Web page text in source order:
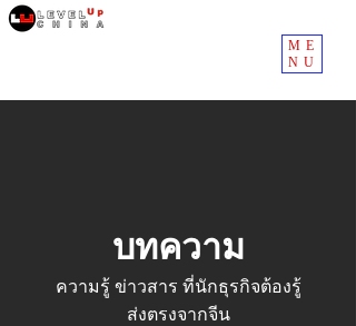
ME
NU
บทความ
ความรู้ ข่าวสาร ที่นักธุรกิจต้องรู้
ส่งตรงจากจีน